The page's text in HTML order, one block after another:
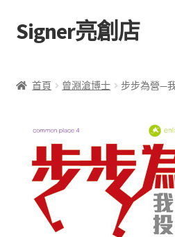
跳
至
覽
跳
至
要
Signer亮創店
學校選書（小學）
學校選書（中學）
「此時此地 看見亮光」2025特展
首頁 曾淵滄博士 步步為營—